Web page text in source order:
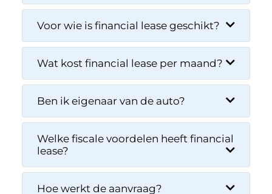
Voor wie is financial lease geschikt?
Wat kost financial lease per maand?
Ben ik eigenaar van de auto?
Welke fiscale voordelen heeft financial
lease?
Hoe werkt de aanvraag?